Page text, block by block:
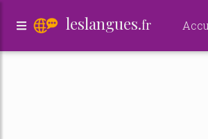
leslangues.fr